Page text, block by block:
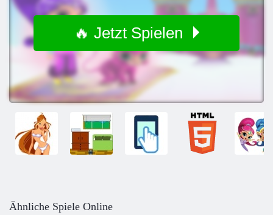
🔥 Jetzt Spielen
Ähnliche Spiele Online